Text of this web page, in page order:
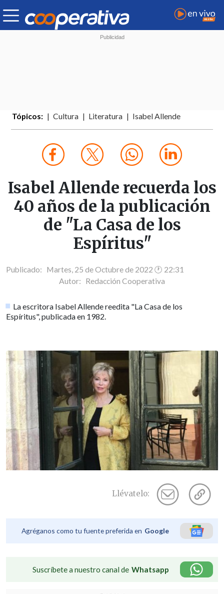
Tópicos: Cultura Literatura Isabel Allende
Isabel Allende recuerda los
40 años de la publicación
de "La Casa de los
Espíritus"
Publicado: Martes, 25 de Octubre de 2022 🕐 22:31
Autor: Redacción Cooperativa
La escritora Isabel Allende reedita "La Casa de los
Espíritus", publicada en 1982.
Llévatelo:
Agréganos como tu fuente preferida en Google
Suscríbete a nuestro canal de Whatsapp